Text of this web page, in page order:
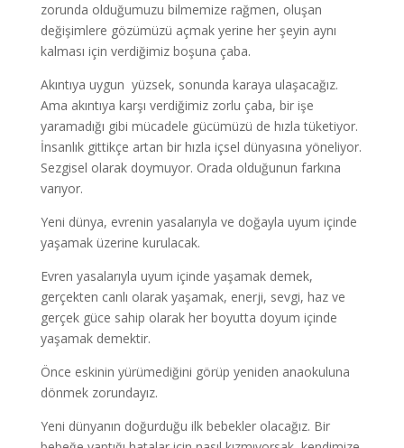
zorunda olduğumuzu bilmemize rağmen, oluşan
değişimlere gözümüzü açmak yerine her şeyin aynı
kalması için verdiğimiz boşuna çaba.
Akıntıya uygun yüzsek, sonunda karaya ulaşacağız.
Ama akıntıya karşı verdiğimiz zorlu çaba, bir işe
yaramadığı gibi mücadele gücümüzü de hızla tüketiyor.
İnsanlık gittikçe artan bir hızla içsel dünyasına yöneliyor.
Sezgisel olarak doymuyor. Orada olduğunun farkına
varıyor.
Yeni dünya, evrenin yasalarıyla ve doğayla uyum içinde
yaşamak üzerine kurulacak.
Evren yasalarıyla uyum içinde yaşamak demek,
gerçekten canlı olarak yaşamak, enerji, sevgi, haz ve
gerçek güce sahip olarak her boyutta doyum içinde
yaşamak demektir.
Önce eskinin yürümediğini görüp yeniden anaokuluna
dönmek zorundayız.
Yeni dünyanın doğurduğu ilk bebekler olacağız. Bir